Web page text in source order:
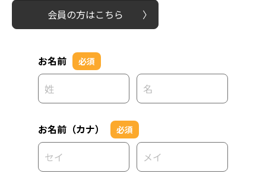
会員の方はこちら
お名前 必須
お名前（カナ） 必須